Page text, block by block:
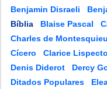
Benjamin Disraeli
Bíblia
Blaise Pascal
Charles de Montesquieu
Cícero
Clarice
Denis Diderot
Dercy
Ditados Populares